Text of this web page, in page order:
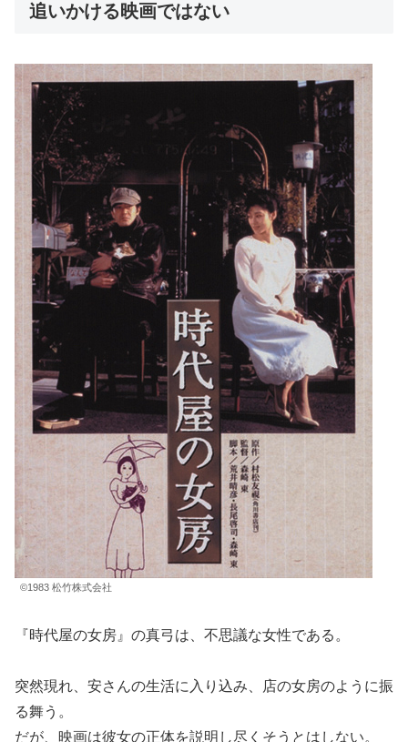
追いかける映画ではない
©1983 松竹株式会社
『時代屋の女房』の真弓は、不思議な女性である。
突然現れ、安さんの生活に入り込み、店の女房のように振
る舞う。
だが、映画は彼女の正体を説明し尽くそうとはしない。